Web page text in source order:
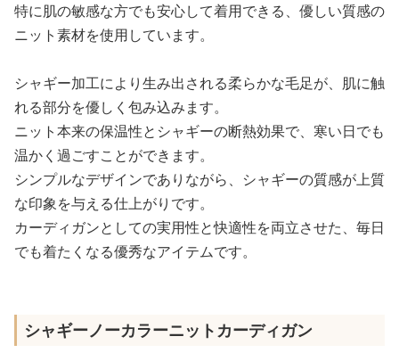
特に肌の敏感な方でも安心して着用できる、優しい質感の
ニット素材を使用しています。
シャギー加工により生み出される柔らかな毛足が、肌に触
れる部分を優しく包み込みます。
ニット本来の保温性とシャギーの断熱効果で、寒い日でも
温かく過ごすことができます。
シンプルなデザインでありながら、シャギーの質感が上質
な印象を与える仕上がりです。
カーディガンとしての実用性と快適性を両立させた、毎日
でも着たくなる優秀なアイテムです。
シャギーノーカラーニットカーディガン